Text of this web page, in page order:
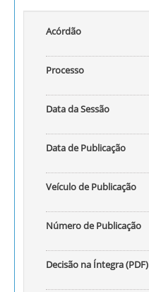
Acórdão
Processo
Data da Sessão
Data de Publicação
Veículo de Publicação
Número de Publicação
Decisão na Íntegra (PDF)